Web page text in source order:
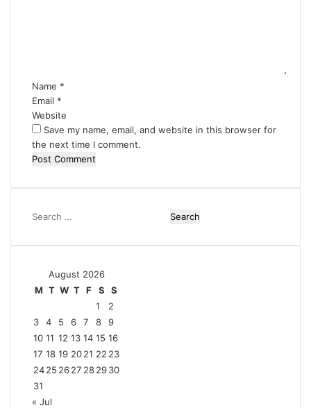
Name *
Email *
Website
Save my name, email, and website in this browser for
the next time I comment.
Search
August 2026
M T W T F S
S
1
2
3
4 5 6 7 8
9
10 11 12 13 14 15 16
17 18 19 2021 22 23
2425 2627 282930
31
« Jul